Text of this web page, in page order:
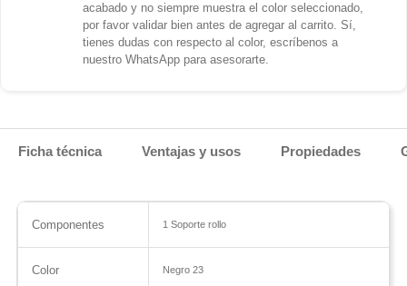
acabado y no siempre muestra el color seleccionado,
por favor validar bien antes de agregar al carrito. Sí,
tienes dudas con respecto al color, escríbenos a
nuestro WhatsApp para asesorarte.
Ficha técnica Ventajas y usos Propiedades
Componentes 1 Soporte rollo
Color Negro 23